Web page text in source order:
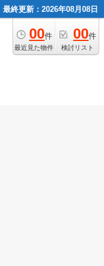
最終更新：2026年08月08日
00件
最近見た物件
00件
検討リスト